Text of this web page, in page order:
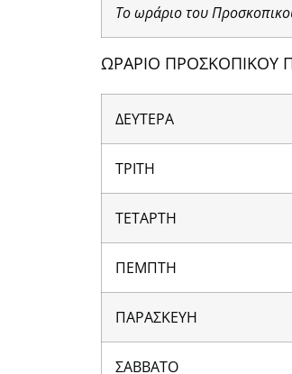
Το ωράριο του
ΩΡΑΡΙΟ ΠΡΟΣΚΟΠΙΚΟΥ
ΔΕΥΤΕΡΑ
ΤΡΙΤΗ
ΤΕΤΑΡΤΗ
ΠΕΜΠΤΗ
ΠΑΡΑΣΚΕΥΗ
ΣΑΒΒΑΤΟ